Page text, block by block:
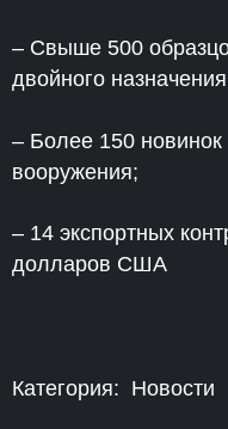
– Свыше 500
двойного
– Более 150
вооружения;
– 14 экспортных
долларов США
Категория: Новости